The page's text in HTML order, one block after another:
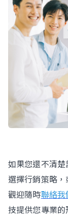
如果您還不清
選擇行銷策略，
觀迎隨時聯絡我
技提供您專業